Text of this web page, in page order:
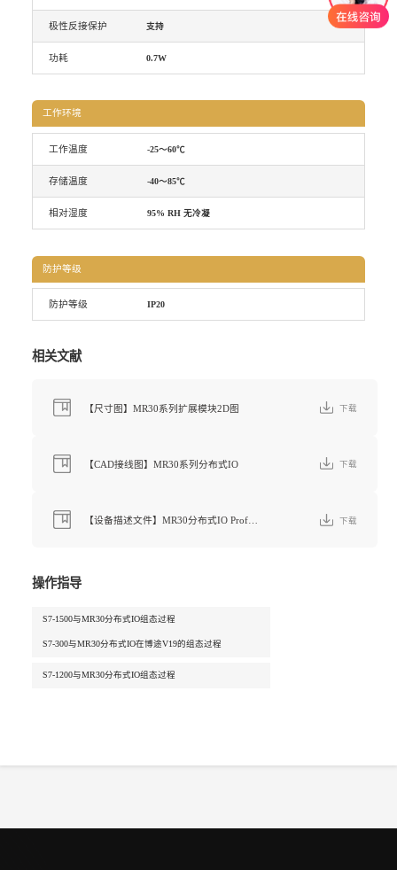
极性反接保护 支持
功耗 0.7W
工作环境
工作温度 -25～60℃
存储温度 -40～85℃
相对湿度 95% RH 无冷凝
防护等级
防护等级 IP20
相关文献
【尺寸图】MR30系列扩展模块2D图 下载
【CAD接线图】MR30系列分布式IO 下载
【设备描述文件】MR30分布式IO ProfiNet协议（GSDML文件） 下载
操作指导
S7-1500与MR30分布式IO组态过程
S7-300与MR30分布式IO在博途V19的组态过程
S7-1200与MR30分布式IO组态过程